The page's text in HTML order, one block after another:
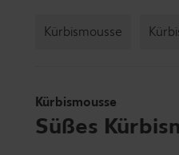
Kürbismousse
Kürbismousse
Süßes